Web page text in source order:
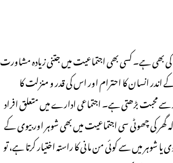
بھی ہے۔ کسی بھی اجتماعیت میں جتنی زیادہ مشاورت
انسان کا احترام اور اس کی قدر و منزلت کا
سے محبت بڑھتی ہے۔ اجتماعی ادارے میں متعلق افراد
کی چھوٹی سی اجتماعیت میں بھی شوہر اور بیوی کے
میں سے کوئی من مانی کا راستہ اختیار کرتا ہے، تو